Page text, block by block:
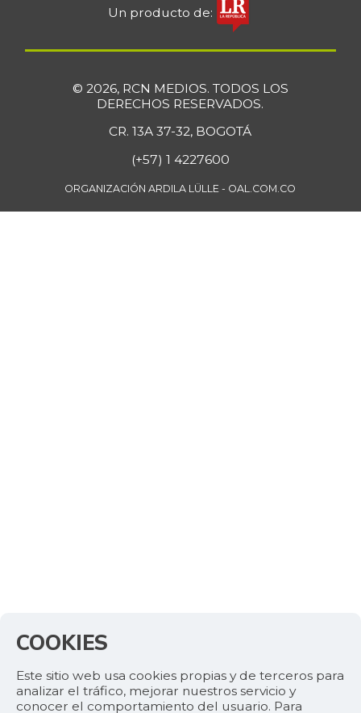
Un producto de:
© 2026, RCN MEDIOS. TODOS LOS
DERECHOS RESERVADOS.
CR. 13A 37-32, BOGOTÁ
(+57) 1 4227600
ORGANIZACIÓN ARDILA LÜLLE - OAL.COM.CO
COOKIES
Este sitio web usa cookies propias y de terceros para
analizar el tráfico, mejorar nuestros servicio y
conocer el comportamiento del usuario. Para